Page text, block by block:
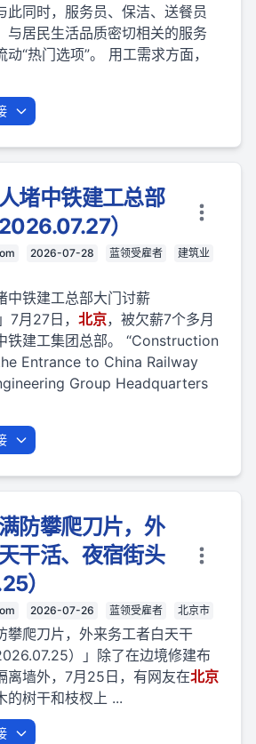
此同时，服务员、保洁、送餐员
与居民生活品质密切相关的服务
“热门选项”。 用工需求方面，
堵中铁建工总部
）
2026-07-28 蓝领受雇者
建筑业
中铁建工总部大门讨薪
7月27日， 北京，被欠薪7个多月
铁建工集团总部。 “Construction
Entrance to China Railway
Group Headquarters
防攀爬刀片，外
干活、夜宿街头
）
2026-07-26 蓝领受雇者 北京市
攀爬刀片，外来务工者白天干
）」除了在边境修建布
离墙外，7月25日，有网友在北京
的树干和枝杈上 ...